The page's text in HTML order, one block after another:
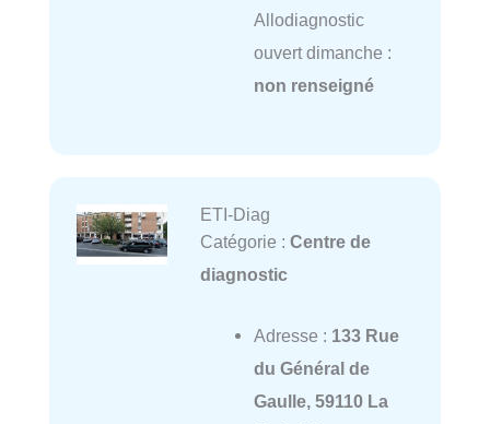
Allodiagnostic
ouvert dimanche :
non renseigné
ETI-Diag
Catégorie : Centre de
diagnostic
Adresse : 133 Rue
du Général de
Gaulle, 59110 La